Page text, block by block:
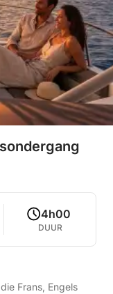
4h00
DUUR
Frans, Engels